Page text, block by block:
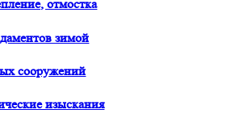
отмостка
зимой
сооружений
изыскания